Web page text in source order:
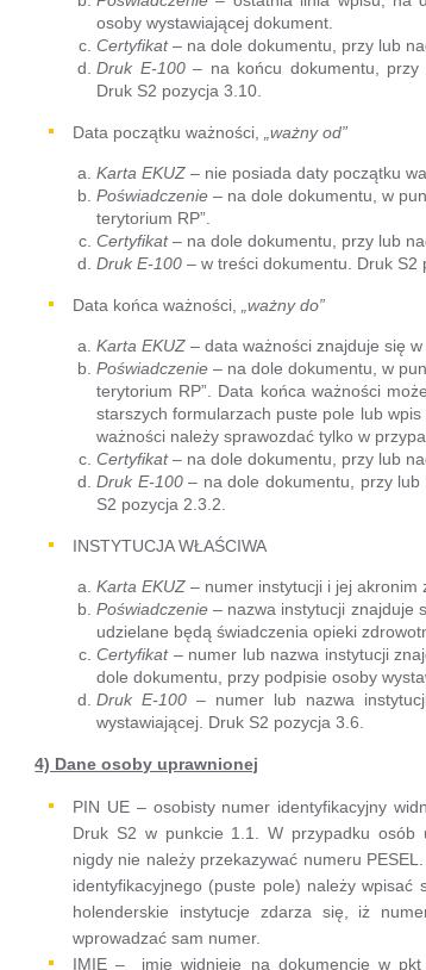
osoby wystawiającej dokument.
Certyfikat– na dole dokumentu, przy lub
Druk E-100– na końcu dokumentu, przy
Druk S2 pozycja 3.10.
Data początku ważności, „ważny od”
Karta EKUZ– nie posiada daty początku
Poświadczenie– na dole dokumentu, w
terytorium RP”.
Certyfikat– na dole dokumentu, przy lub
Druk E-100– w treści dokumentu. Druk S2
Data końca ważności, „ważny do”
Karta EKUZ– data ważności znajduje się
Poświadczenie– na dole dokumentu, w
terytorium RP”. Data końca ważności
starszych formularzach puste pole lub
ważności należy sprawozdać tylko w
Certyfikat– na dole dokumentu, przy lub
Druk E-100– na dole dokumentu, przy lub
S2 pozycja 2.3.2.
INSTYTUCJA WŁAŚCIWA
Karta EKUZ– numer instytucji i jej akronim
Poświadczenie– nazwa instytucji znajduje
udzielane będą świadczenia opieki
Certyfikat – numer lub nazwa instytucji
dole dokumentu, przy podpisie osoby
Druk E-100– numer lub nazwa
wystawiającej. Druk S2 pozycja 3.6.
4) Dane osoby uprawnionej
PIN UE – osobisty numer identyfikacyjny
Druk S2 w punkcie 1.1. W przypadku osób
nigdy nie należy przekazywać numeru
identyfikacyjnego (puste pole) należy wpisać
holenderskie instytucje zdarza się, iż
wprowadzać sam numer.
IMIĘ – imię widnieje na dokumencie w